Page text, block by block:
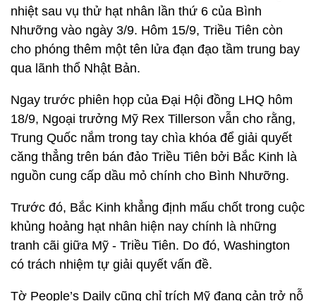
nhiệt sau vụ thử hạt nhân lần thứ 6 của Bình
Nhưỡng vào ngày 3/9. Hôm 15/9, Triều Tiên còn
cho phóng thêm một tên lửa đạn đạo tầm trung bay
qua lãnh thổ Nhật Bản.
Ngay trước phiên họp của Đại Hội đồng LHQ hôm
18/9, Ngoại trưởng Mỹ Rex Tillerson vẫn cho rằng,
Trung Quốc nắm trong tay chìa khóa để giải quyết
căng thẳng trên bán đảo Triều Tiên bởi Bắc Kinh là
nguồn cung cấp dầu mỏ chính cho Bình Nhưỡng.
Trước đó, Bắc Kinh khẳng định mấu chốt trong cuộc
khủng hoảng hạt nhân hiện nay chính là những
tranh cãi giữa Mỹ - Triều Tiên. Do đó, Washington
có trách nhiệm tự giải quyết vấn đề.
Tờ People’s Daily cũng chỉ trích Mỹ đang cản trở nỗ